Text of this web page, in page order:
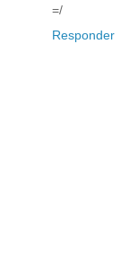
=/
Responder